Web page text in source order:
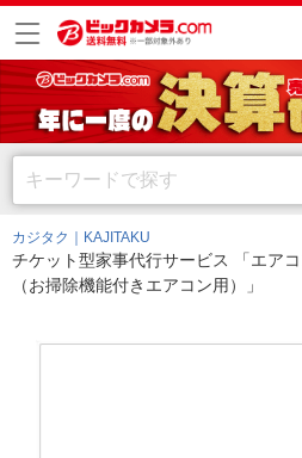
カジタク｜KAJITAKU
チケット型家事代行サービス 「エア
（お掃除機能付きエアコン用）」